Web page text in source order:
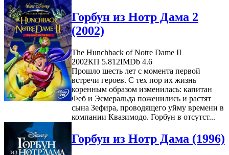
Горбун из Нотр Дама 2
(2002)
The Hunchback of Notre Dame II
2002КП 5.812IMDb 4.6
Прошло шесть лет с момента первой
встречи героев. С тех пор их жизнь
коренным образом изменилась: капитан
Феб и Эсмеральда поженились и растят
сына Зефира, проводящего уйму времени в
компании Квазимодо. Горбун в отсутст...
Горбун из Нотр Дама (1996)